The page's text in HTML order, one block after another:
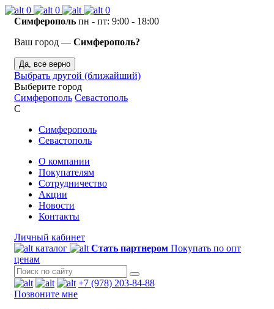
0 0
0
Симферополь пн - пт: 9:00 - 18:00
Ваш город — Симферополь?
Да, все верно
Выбрать другой (ближайший)
Выберите город
Симферополь Севастополь
С
Симферополь
Севастополь
О компании
Покупателям
Сотрудничество
Акции
Новости
Контакты
Личный кабинет
каталог
Стать партнером Покупать по опт
ценам
+7 (978) 203-84-88
Позвоните мне